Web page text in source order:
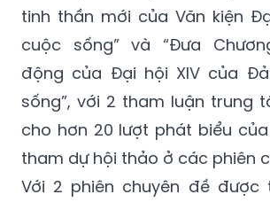
tinh thần mới của Văn kiện
cuộc sống” và “Đưa
động của Đại hội XIV của
sống”, với 2 tham luận trung
cho hơn 20 lượt phát biểu
tham dự hội thảo ở các phiên
Với 2 phiên chuyên đề được